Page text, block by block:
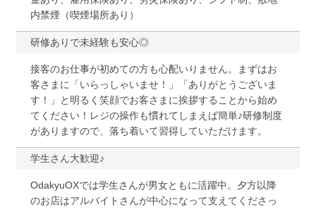
内禁煙（喫煙場所あり）
研修ありで未経験も安心◎
接客のお仕事が初めての方も心配いりません。まずはお
客さまに「いらっしゃいませ！」「ありがとうございま
す！」と明るく笑顔でお客さまに挨拶することから始め
てください！レジの操作も慣れてしまえば簡単♪研修制度
がありますので、落ち着いて習得していただけます。
学生さん大歓迎♪
OdakyuOXでは学生さんが男女ともに活躍中。夕方以降
のお店はアルバイトさんが中心になって支えてくださっ